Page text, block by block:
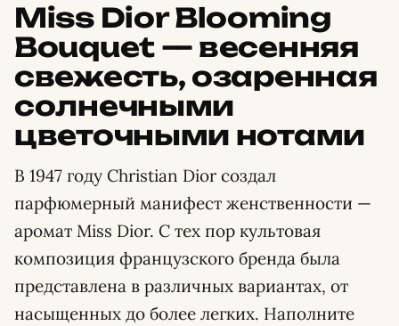
Miss Dior Blooming
Bouquet — весенняя
свежесть, озаренная
солнечными
цветочными нотами
В 1947 году Christian Dior создал
парфюмерный манифест женственности —
аромат Miss Dior. С тех пор культовая
композиция французского бренда была
представлена в различных вариантах, от
насыщенных до более легких. Наполните